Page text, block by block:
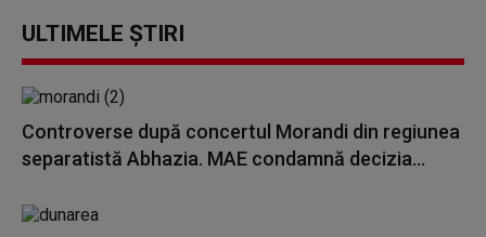
ULTIMELE ȘTIRI
Controverse după concertul Morandi din regiunea
separatistă Abhazia. MAE condamnă decizia...